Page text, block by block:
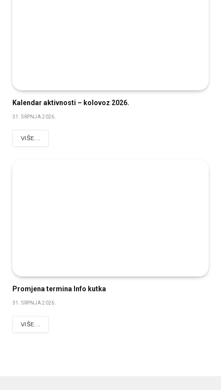
Kalendar aktivnosti – kolovoz 2026.
31. SRPNJA 2026.
VIŠE...
Promjena termina Info kutka
31. SRPNJA 2026.
VIŠE...